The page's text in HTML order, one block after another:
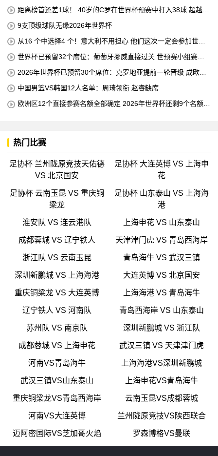
距离榜首还差1球！ 40岁的C罗在世界杯预赛中打入38球 超越梅
9支顶级球队无缘2026年世界杯
从16 个中选择4 个！意大利不用担心 他们这次一定会参加世界
世界杯已预留32个席位：葡萄牙挪威直接过关 世预赛小组赛即
2026年世界杯已预留30个席位：克罗地亚提前一轮晋级 成欧洲
中国男篮VS韩国12人名单：周琦领衔 赵睿缺席
欧洲区12个直接参赛名额全部确定 2026年世界杯还剩9个名额待
热门比赛
足协杯 兰州陇原竞技天佑德
VS 北京国安
足协杯 大连英博 VS 上海申
花
足协杯 云南玉昆 VS 重庆铜
梁龙
足协杯 山东泰山 VS 上海海
港
淮安队 VS 连云港队 上海申花 VS 山东泰山
成都蓉城 VS 辽宁铁人 天津津门虎 VS 青岛西海岸
浙江队 VS 云南玉昆 青岛海牛 VS 武汉三镇
深圳新鵬城 VS 上海海港 大连英博 VS 北京国安
重庆铜梁龙 VS 大连英博 上海海港 VS 青岛海牛
辽宁铁人 VS 河南队 青岛西海岸 VS 山东泰山
苏州队 VS 南京队 深圳新鵬城 VS 浙江队
成都蓉城 VS 上海申花 武汉三镇 VS 天津津门虎
河南VS青岛海牛 上海海港VS深圳新鹏城
武汉三镇VS山东泰山 上海申花VS青岛海牛
重庆铜梁龙VS青岛西海岸 云南玉昆VS成都蓉城
河南VS大连英博 兰州陇原竞技VS陕西联合
迈阿密国际VS芝加哥火焰 罗森博格VS曼联